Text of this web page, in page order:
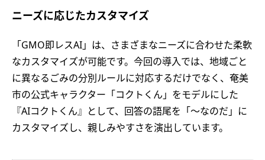
ニーズに応じたカスタマイズ
「GMO即レスAI」は、さまざまなニーズに合わせた柔軟
なカスタマイズが可能です。今回の導入では、地域ごと
に異なるごみの分別ルールに対応するだけでなく、奄美
市の公式キャラクター「コクトくん」をモデルにした
『AIコクトくん』として、回答の語尾を「～なのだ」に
カスタマイズし、親しみやすさを演出しています。